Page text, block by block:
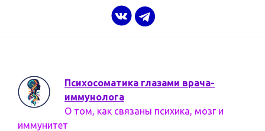
Психосоматика глазами врача-
иммунолога
О том, как связаны психика, мозг и
иммунитет